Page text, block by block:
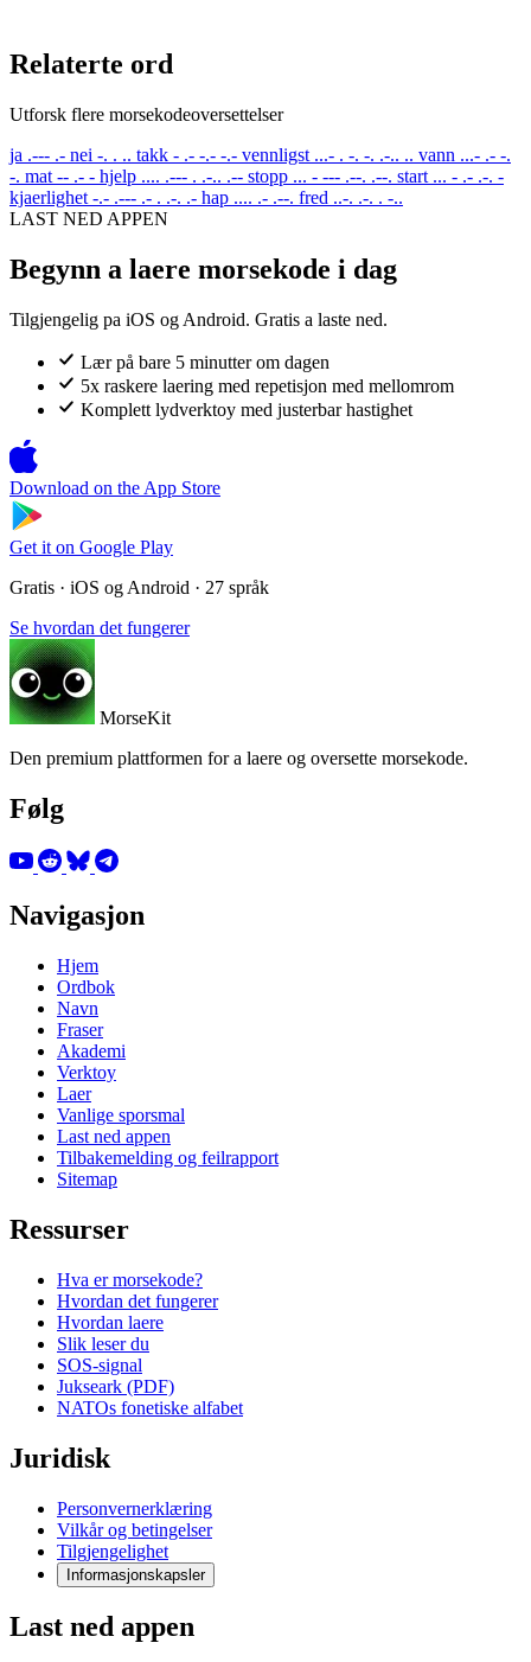
Relaterte ord
Utforsk flere morsekodeoversettelser
ja .--- .- nei -. . .. takk - .- -.- -.- vennligst ...- . -. -. .-.. .. vann ...- .- -.
-. mat -- .- - hjelp .... .--- . .-.. .-- stopp ... - --- .--. .--. start ... - .- .-. -
kjaerlighet -.- .--- .- . .-. .- hap .... .- .--. fred ..-. .-. . -..
LAST NED APPEN
Begynn a laere morsekode i dag
Tilgjengelig pa iOS og Android. Gratis a laste ned.
Lær på bare 5 minutter om dagen
5x raskere laering med repetisjon med mellomrom
Komplett lydverktoy med justerbar hastighet
Download on the App Store
Get it on Google Play
Gratis · iOS og Android · 27 språk
Se hvordan det fungerer
MorseKit
Den premium plattformen for a laere og oversette morsekode.
Følg
Navigasjon
Hjem
Ordbok
Navn
Fraser
Akademi
Verktoy
Laer
Vanlige sporsmal
Last ned appen
Tilbakemelding og feilrapport
Sitemap
Ressurser
Hva er morsekode?
Hvordan det fungerer
Hvordan laere
Slik leser du
SOS-signal
Jukseark (PDF)
NATOs fonetiske alfabet
Juridisk
Personvernerklæring
Vilkår og betingelser
Tilgjengelighet
Informasjonskapsler
Last ned appen